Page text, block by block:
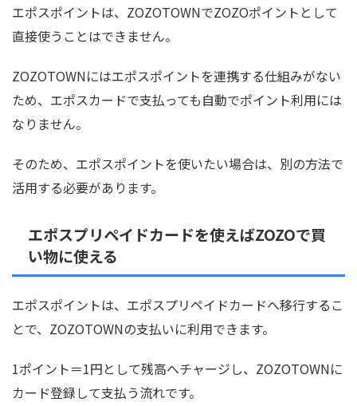
エポスポイントは、ZOZOTOWNでZOZOポイントとして
直接使うことはできません。
ZOZOTOWNにはエポスポイントを連携する仕組みがない
ため、エポスカードで支払っても自動でポイント利用には
なりません。
そのため、エポスポイントを使いたい場合は、別の方法で
活用する必要があります。
エポスプリペイドカードを使えばZOZOで買
い物に使える
エポスポイントは、エポスプリペイドカードへ移行するこ
とで、ZOZOTOWNの支払いに利用できます。
1ポイント＝1円として残高へチャージし、ZOZOTOWNに
カード登録して支払う流れです。